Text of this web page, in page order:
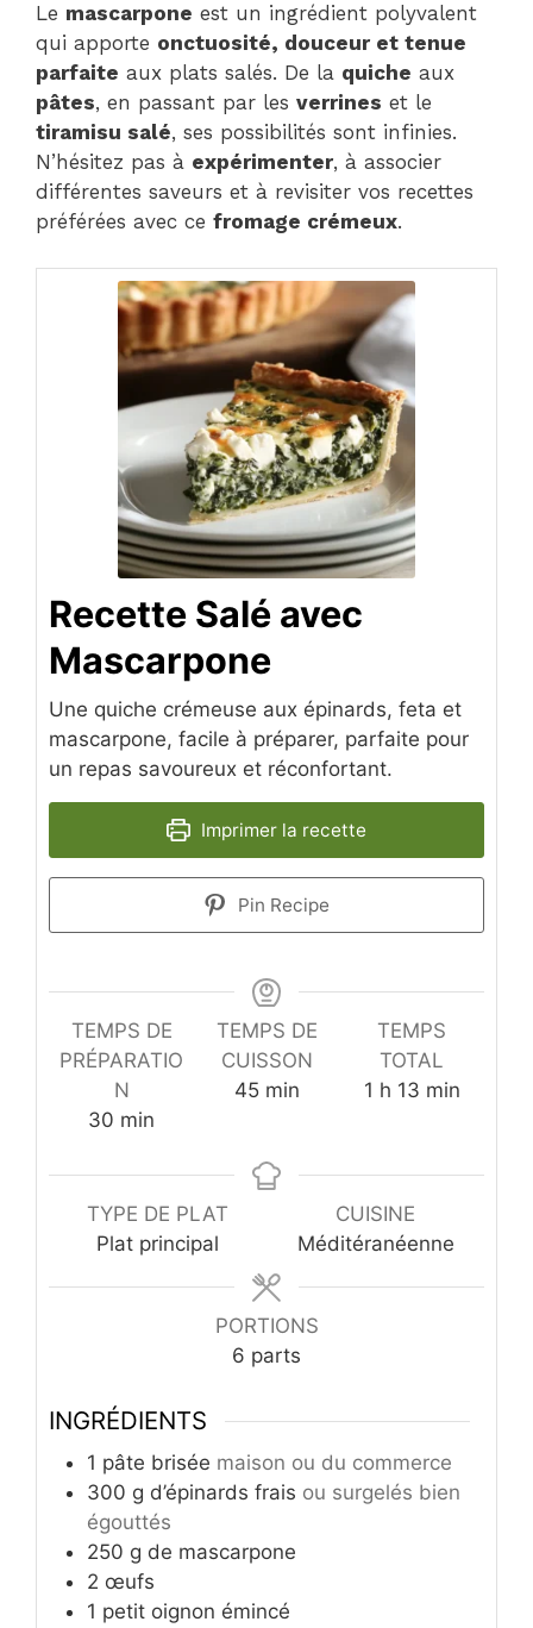
Le mascarpone est un ingrédient polyvalent
qui apporte onctuosité, douceur et tenue
parfaite aux plats salés. De la quiche aux
pâtes, en passant par les verrines et le
tiramisu salé, ses possibilités sont infinies.
N’hésitez pas à expérimenter, à associer
différentes saveurs et à revisiter vos recettes
préférées avec ce fromage crémeux.
Recette Salé avec
Mascarpone
Une quiche crémeuse aux épinards, feta et
mascarpone, facile à préparer, parfaite pour
un repas savoureux et réconfortant.
Imprimer la recette
Pin Recipe
TEMPS DE
PRÉPARATIO
N
30 minutes
min
TEMPS DE
CUISSON
45minutes
min
TEMPS
TOTAL
1 heure
h 13minutes
min
TYPE DE PLAT
Plat principal
CUISINE
Méditéranéenne
PORTIONS
6 parts
INGRÉDIENTS
1 pâte brisée maison ou du commerce
300 g d’épinards frais ou surgelés bien
égouttés
250 g de mascarpone
2 œufs
1 petit oignon émincé